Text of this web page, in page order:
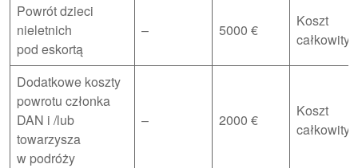
Powrót dzieci
nieletnich
pod eskortą
– 5000 €
Koszt
całkowity
Dodatkowe koszty
powrotu członka
DAN i /lub
towarzysza
w podróży
– 2000 €
Koszt
całkowity